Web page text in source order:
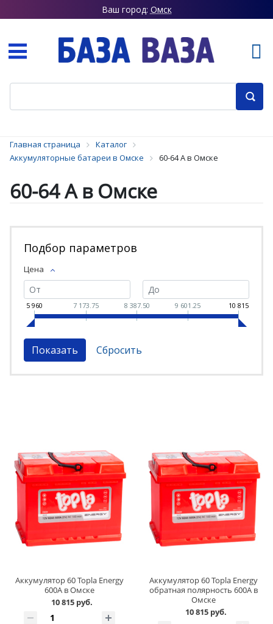
Ваш город: Омск
Главная страница
Каталог
Аккумуляторные батареи в Омске
60-64 А в Омске
60-64 А в Омске
Подбор параметров
Цена
5 960 7 173.75 8 387.50 9 601.25 10 815
Аккумулятор 60 Topla Energy
600А в Омске
10 815 руб.
Аккумулятор 60 Topla Energy
обратная полярность 600А в
Омске
10 815 руб.